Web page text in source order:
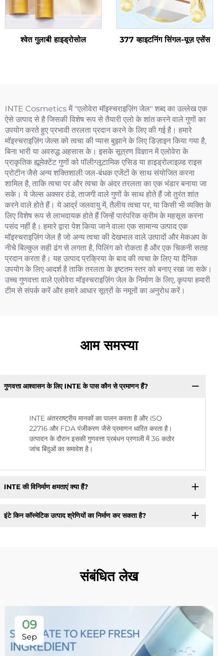
श्वेत गुलाबी हाइड्रोसोल 377 व्हाइटनिंग सिंगल-यूज़ एसेंस
INTE Cosmetics में "एलोवेरा मॉइस्चराइज़िंग जेल" शब्द का उल्लेख एक
ऐसे उत्पाद से है जिसकी विशेष रूप से तैयारी एलो के शांत करने वाले गुणों का
उपयोग करते हुए प्रभावी तरलता प्रदान करने के लिए की गई है। हमारे
मॉइस्चराइज़िंग जेल्स को त्वचा की प्यास बुझाने के लिए डिज़ाइन किया गया है,
बिना भारी या अवरुद्ध अहसास के। इसके सूत्रण विज्ञान में एलोवेरा के
प्राकृतिक ह्यूमेक्टेंट गुणों को पॉलीग्लूटामिक एसिड या हाइड्रोलाइज़्ड राइस
प्रोटीन जैसे अन्य शक्तिशाली जल-बंधक एजेंटों के साथ संयोजित करना
शामिल है, ताकि त्वचा पर और त्वचा के अंदर तरलता का एक भंडार बनाया जा
सके। ये जेल्स अक्सर ठंडे, ताजगी वाले गुणों के साथ होते हैं जो तुरंत शांत
करने वाले होते हैं। ये आर्द्र जलवायु में, तैलीय त्वचा पर, या किसी भी व्यक्ति के
लिए विशेष रूप से लाभदायक होते हैं जिन्हें पारंपरिक क्रीम के महसूस करना
पसंद नहीं है। हमारे द्वारा पेश किया जाने वाला एक सामान्य उत्पाद एक
मॉइस्चराइज़िंग जेल है जो अन्य त्वचा की देखभाल वाले उत्पादों और मेकअप के
नीचे बिल्कुल सही ढंग से लगता है, पिलिंग को रोकता है और एक चिकनी सतह
प्रदान करता है। यह उत्पाद प्रक्रिया के बाद की त्वचा के लिए या दैनिक
उपयोग के लिए आदर्श है ताकि तरलता के इष्टतम स्तर को बनाए रखा जा सके।
उच्च गुणवत्ता वाले एलोवेरा मॉइस्चराइज़िंग जेल के निर्माण के लिए, कृपया हमारी
टीम से संपर्क करें और हमारे आधार सूत्रों के नमूनों का अनुरोध करें।
आम समस्या
गुणवत्ता आश्वासन के लिए INTE के पास कौन से प्रमाणन हैं?
INTE अंतरराष्ट्रीय मानकों का पालन करता है और ISO
22716 और FDA पंजीकरण जैसे प्रमाणन धारित करता है।
उत्पादन के दौरान इसकी गुणवत्ता प्रबंधन प्रणाली में 36 कठोर
जांच बिंदुओं का समावेश है।
INTE की विनिर्माण क्षमताएं क्या हैं?
इंटे किन कॉस्मेटिक उत्पाद श्रेणियों का निर्माण कर सकता है?
संबंधित लेख
09
Sep